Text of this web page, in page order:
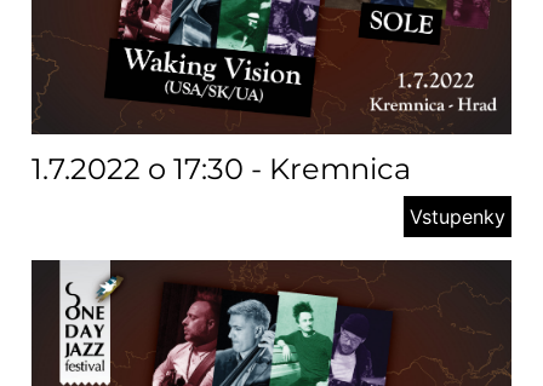
1.7.2022 o 17:30 - Kremnica
Vstupenky